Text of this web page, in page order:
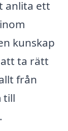
anlita ett
kunskap
ta rätt
från
till